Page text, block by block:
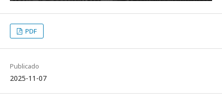
PDF
Publicado
2025-11-07